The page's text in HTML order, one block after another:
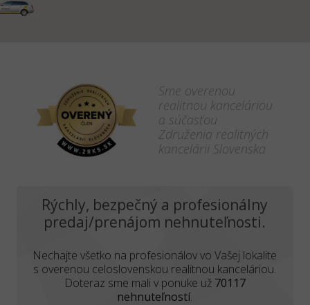
Sme overenou
realitnou kanceláriou
a súčasťou
Združenia realitných
kancelárii Slovenska
Rýchly, bezpečný a profesionálny
predaj/prenájom nehnuteľnosti.
Nechajte všetko na profesionálov vo Vašej lokalite
s overenou celoslovenskou realitnou kanceláriou.
Doteraz sme mali v ponuke už 70117
nehnuteľností.